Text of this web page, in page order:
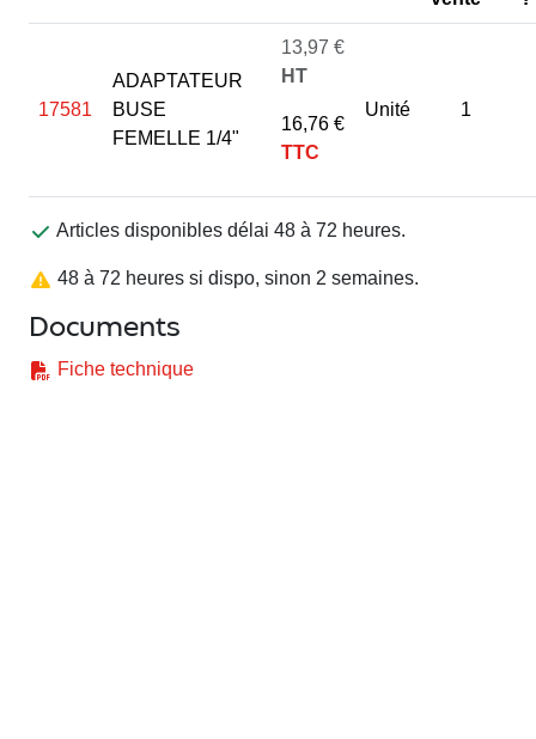
17581
ADAPTATEUR
BUSE
FEMELLE 1/4"
13,97 €
HT
16,76 €
TTC
Unité 1
Articles disponibles délai 48 à 72 heures.
48 à 72 heures si dispo, sinon 2 semaines.
Documents
Fiche technique